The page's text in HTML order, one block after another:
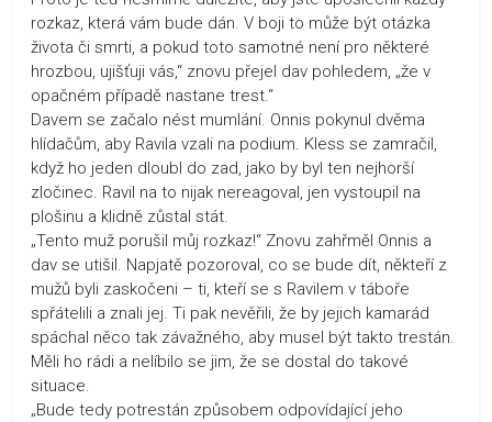
rozkaz, která vám bude dán. V boji to může být otázka
života či smrti, a pokud toto samotné není pro některé
hrozbou, ujišťuji vás,“ znovu přejel dav pohledem, „že v
opačném případě nastane trest.“
Davem se začalo nést mumlání. Onnis pokynul dvěma
hlídačům, aby Ravila vzali na podium. Kless se zamračil,
když ho jeden dloubl do zad, jako by byl ten nejhorší
zločinec. Ravil na to nijak nereagoval, jen vystoupil na
plošinu a klidně zůstal stát.
„Tento muž porušil můj rozkaz!“ Znovu zahřměl Onnis a
dav se utišil. Napjatě pozoroval, co se bude dít, někteří z
mužů byli zaskočeni – ti, kteří se s Ravilem v táboře
spřátelili a znali jej. Ti pak nevěřili, že by jejich kamarád
spáchal něco tak závažného, aby musel být takto trestán.
Měli ho rádi a nelíbilo se jim, že se dostal do takové
situace.
„Bude tedy potrestán způsobem odpovídající jeho